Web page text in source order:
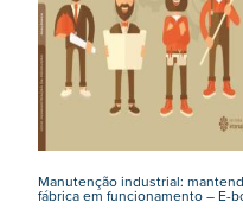
Manutenção industrial:
fábrica em funcionamento – E-